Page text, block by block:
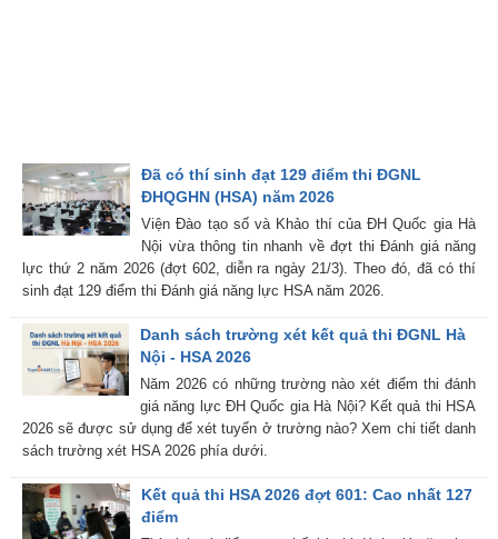
Đã có thí sinh đạt 129 điểm thi ĐGNL
ĐHQGHN (HSA) năm 2026
Viện Đào tạo số và Khảo thí của ĐH Quốc gia Hà
Nội vừa thông tin nhanh về đợt thi Đánh giá năng
lực thứ 2 năm 2026 (đợt 602, diễn ra ngày 21/3). Theo đó, đã có thí
sinh đạt 129 điểm thi Đánh giá năng lực HSA năm 2026.
Danh sách trường xét kết quả thi ĐGNL Hà
Nội - HSA 2026
Năm 2026 có những trường nào xét điểm thi đánh
giá năng lực ĐH Quốc gia Hà Nội? Kết quả thi HSA
2026 sẽ được sử dụng để xét tuyển ở trường nào? Xem chi tiết danh
sách trường xét HSA 2026 phía dưới.
Kết quả thi HSA 2026 đợt 601: Cao nhất 127
điểm